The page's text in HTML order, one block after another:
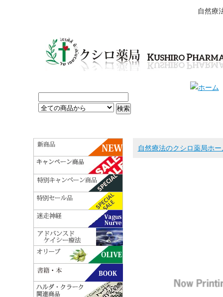
自然療
自然療法のクシロ薬局ホー